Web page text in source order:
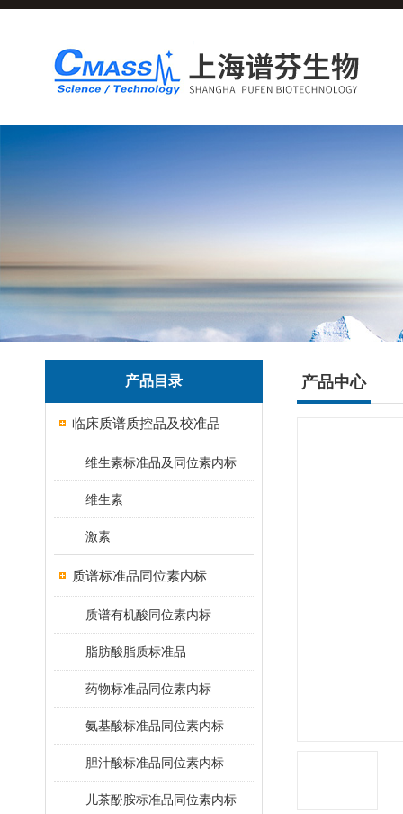
产品目录
临床质谱质控品及校准品
维生素标准品及同位素内标
维生素
激素
质谱标准品同位素内标
质谱有机酸同位素内标
脂肪酸脂质标准品
药物标准品同位素内标
氨基酸标准品同位素内标
胆汁酸标准品同位素内标
儿茶酚胺标准品同位素内标
产品中心